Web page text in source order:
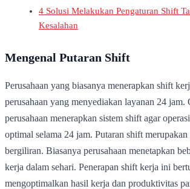
4 Solusi Melakukan Pengaturan Shift
Kesalahan
Mengenal Putaran Shift
Perusahaan yang biasanya menerapkan shift
perusahaan yang menyediakan layanan 24 jam.
perusahaan menerapkan sistem shift agar
optimal selama 24 jam. Putaran shift merupakan
bergiliran. Biasanya perusahaan menetapkan
kerja dalam sehari. Penerapan shift kerja ini
mengoptimalkan hasil kerja dan produktivitas